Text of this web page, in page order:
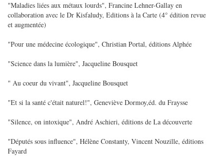
"Maladies liées aux métaux lourds", Francine Lehner-Gallay en
collaboration avec le Dr Kisfaludy, Editions à la Carte (4° édition revue
et augmentée)
"Pour une médecine écologique", Christian Portal, éditions Alphée
"Science dans la lumière", Jacqueline Bousquet
" Au coeur du vivant", Jacqueline Bousquet
"Et si la santé c'était naturel!", Geneviève Dormoy,éd. du Fraysse
"Silence, on intoxique", André Aschieri, éditions de La découverte
"Députés sous influence", Hélène Constanty, Vincent Nouzille, éditions
Fayard